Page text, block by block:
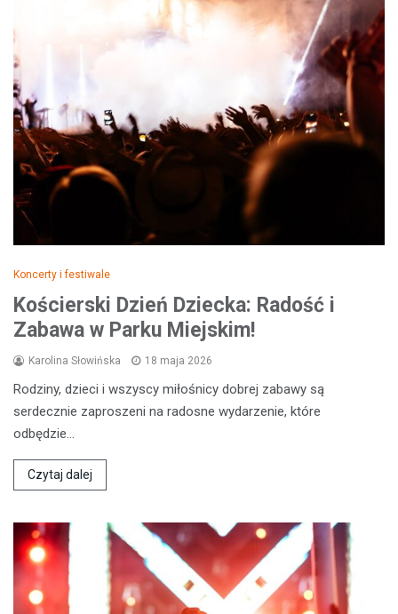
Koncerty i festiwale
Kościerski Dzień Dziecka: Radość i
Zabawa w Parku Miejskim!
Karolina Słowińska 18 maja 2026
Rodziny, dzieci i wszyscy miłośnicy dobrej zabawy są
serdecznie zaproszeni na radosne wydarzenie, które
odbędzie…
Czytaj dalej